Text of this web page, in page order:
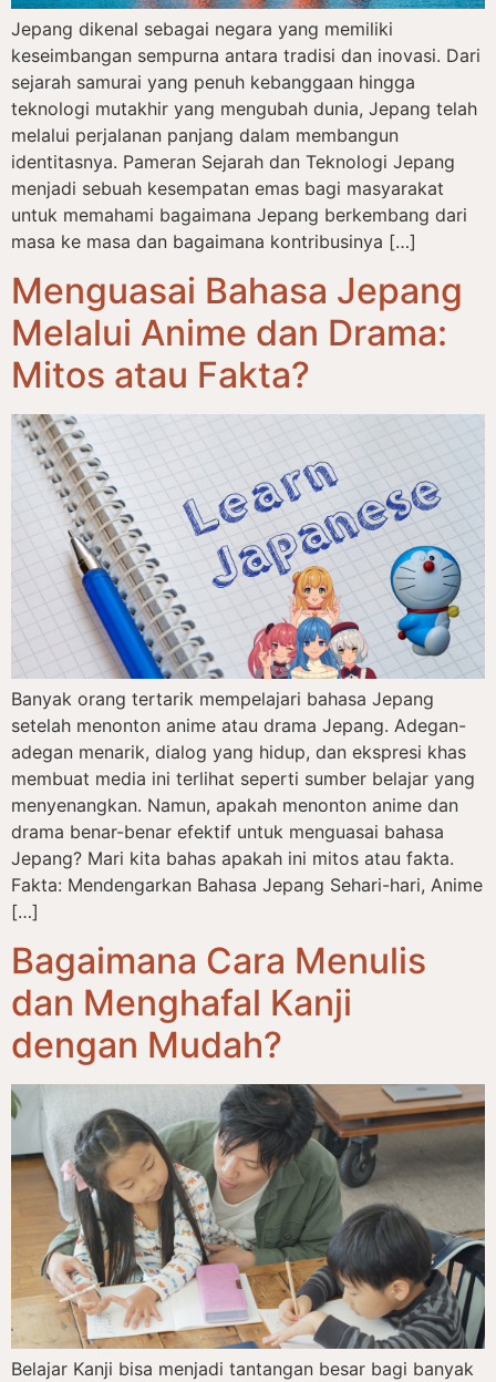
Jepang dikenal sebagai negara yang memiliki
keseimbangan sempurna antara tradisi dan inovasi. Dari
sejarah samurai yang penuh kebanggaan hingga
teknologi mutakhir yang mengubah dunia, Jepang telah
melalui perjalanan panjang dalam membangun
identitasnya. Pameran Sejarah dan Teknologi Jepang
menjadi sebuah kesempatan emas bagi masyarakat
untuk memahami bagaimana Jepang berkembang dari
masa ke masa dan bagaimana kontribusinya […]
Menguasai Bahasa Jepang
Melalui Anime dan Drama:
Mitos atau Fakta?
Banyak orang tertarik mempelajari bahasa Jepang
setelah menonton anime atau drama Jepang. Adegan-
adegan menarik, dialog yang hidup, dan ekspresi khas
membuat media ini terlihat seperti sumber belajar yang
menyenangkan. Namun, apakah menonton anime dan
drama benar-benar efektif untuk menguasai bahasa
Jepang? Mari kita bahas apakah ini mitos atau fakta.
Fakta: Mendengarkan Bahasa Jepang Sehari-hari, Anime
[…]
Bagaimana Cara Menulis
dan Menghafal Kanji
dengan Mudah?
Belajar Kanji bisa menjadi tantangan besar bagi banyak